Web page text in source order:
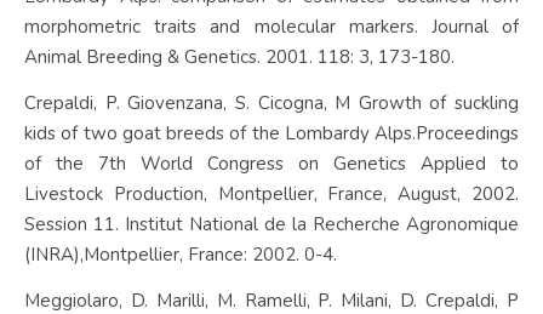
morphometric traits and molecular markers. Journal of
Animal Breeding & Genetics. 2001. 118: 3, 173-180.
Crepaldi, P. Giovenzana, S. Cicogna, M Growth of suckling
kids of two goat breeds of the Lombardy Alps.Proceedings
of the 7th World Congress on Genetics Applied to
Livestock Production, Montpellier, France, August, 2002.
Session 11. Institut National de la Recherche Agronomique
(INRA),Montpellier, France: 2002. 0-4.
Meggiolaro, D. Marilli, M. Ramelli, P. Milani, D. Crepaldi, P